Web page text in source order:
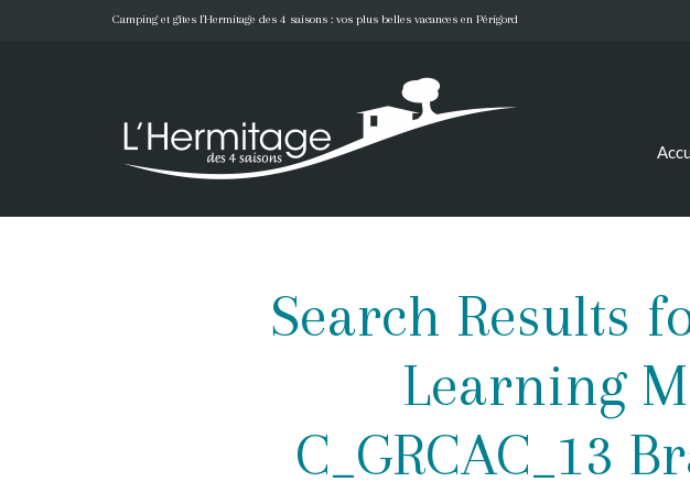
Camping et gîtes l'Hermitage des 4 saisons : vos plus belles vacances en Périgord
Search Results
Learning
C_GRCAC_13